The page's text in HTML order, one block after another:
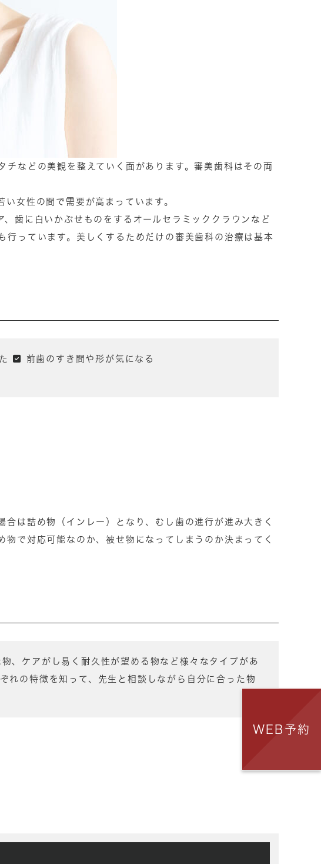
WEB予約
などの美観を整えていく面があります。審美歯科はその両
女性の間で需要が高まっています。
歯に白いかぶせものをするオールセラミッククラウンなど
っています。美しくするためだけの審美歯科の治療は基本
前歯のすき間や形が気になる
は詰め物（インレー）となり、むし歯の進行が進み大きく
で対応可能なのか、被せ物になってしまうのか決まってく
、ケアがし易く耐久性が望める物など様々なタイプがあ
れの特徴を知って、先生と相談しながら自分に合った物